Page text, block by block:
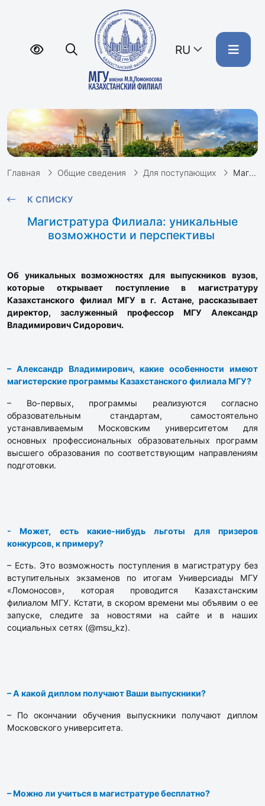
RU
Главная Общие сведения Для поступающих Магистратура Филиала: уникальные возможности и перспективы
К СПИСКУ
Магистратура Филиала: уникальные
возможности и перспективы
Об уникальных возможностях для выпускников вузов,
которые открывает поступление в магистратуру
Казахстанского филиал МГУ в г. Астане, рассказывает
директор, заслуженный профессор МГУ Александр
Владимирович Сидорович.
– Александр Владимирович, какие особенности имеют
магистерские программы Казахстанского филиала МГУ?
– Во-первых, программы реализуются согласно
образовательным стандартам, самостоятельно
устанавливаемым Московским университетом для
основных профессиональных образовательных программ
высшего образования по соответствующим направлениям
подготовки.
- Может, есть какие-нибудь льготы для призеров
конкурсов, к примеру?
– Есть. Это возможность поступления в магистратуру без
вступительных экзаменов по итогам Универсиады МГУ
«Ломоносов», которая проводится Казахстанским
филиалом МГУ. Кстати, в скором времени мы объявим о ее
запуске, следите за новостями на сайте и в наших
социальных сетях (@msu_kz).
– А какой диплом получают Ваши выпускники?
– По окончании обучения выпускники получают диплом
Московского университета.
– Можно ли учиться в магистратуре бесплатно?